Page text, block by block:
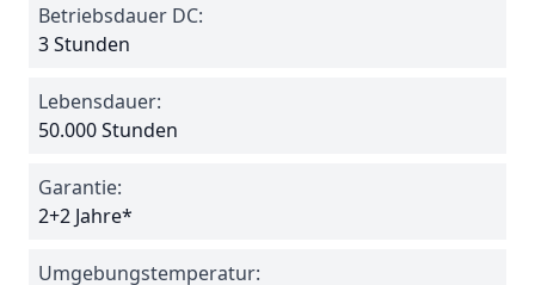
Betriebsdauer DC:
3 Stunden
Lebensdauer:
50.000 Stunden
Garantie:
2+2 Jahre*
Umgebungstemperatur: